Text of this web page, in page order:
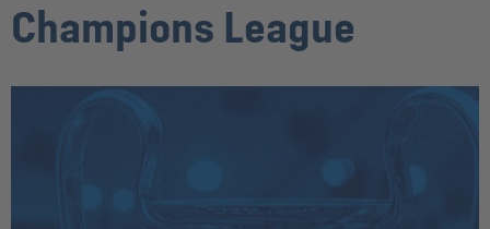
Champions League